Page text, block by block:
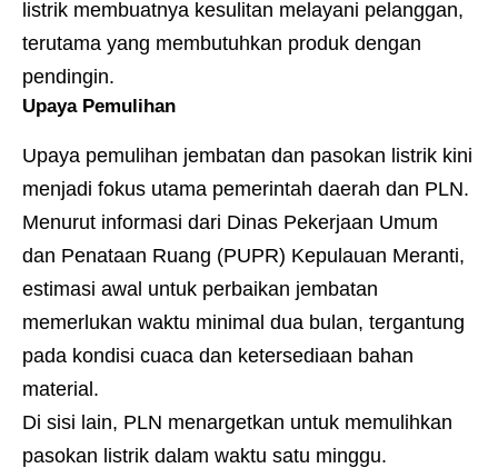
listrik membuatnya kesulitan melayani pelanggan,
terutama yang membutuhkan produk dengan
pendingin.
Upaya Pemulihan
Upaya pemulihan jembatan dan pasokan listrik kini
menjadi fokus utama pemerintah daerah dan PLN.
Menurut informasi dari Dinas Pekerjaan Umum
dan Penataan Ruang (PUPR) Kepulauan Meranti,
estimasi awal untuk perbaikan jembatan
memerlukan waktu minimal dua bulan, tergantung
pada kondisi cuaca dan ketersediaan bahan
material.
Di sisi lain, PLN menargetkan untuk memulihkan
pasokan listrik dalam waktu satu minggu.